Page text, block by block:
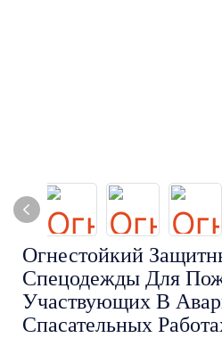
Огнестойкий
Спецодежды Для
Участвующих В
Спасательных